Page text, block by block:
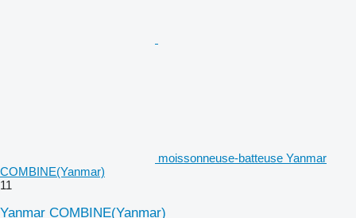
moissonneuse-batteuse Yanmar
COMBINE(Yanmar)
11
Yanmar COMBINE(Yanmar)